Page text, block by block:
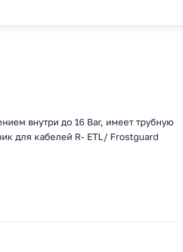
внутри до 16 Bar, имеет трубную
для кабелей R- ETL/ Frostguard